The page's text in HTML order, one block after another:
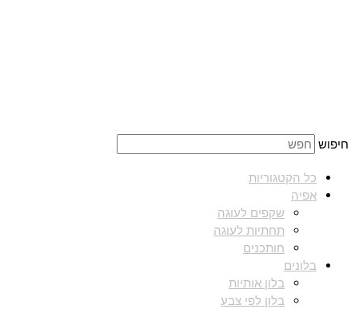
חיפוש
כל הקטגוריות
אפיה
שקפים לעוגה
תחתיות לעוגה
חותכנים
בלונים
בלון אותיות
בלון לפי צבע